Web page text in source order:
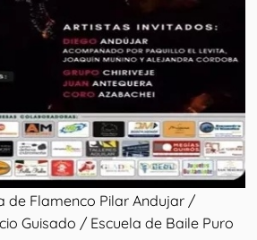
de Flamenco Pilar Andujar /
Guisado / Escuela de Baile Puro